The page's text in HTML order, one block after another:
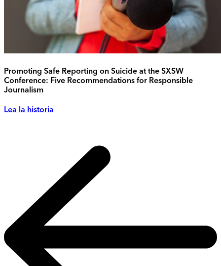
Promoting Safe Reporting on Suicide at the SXSW
Conference: Five Recommendations for Responsible
Journalism
Lea la historia